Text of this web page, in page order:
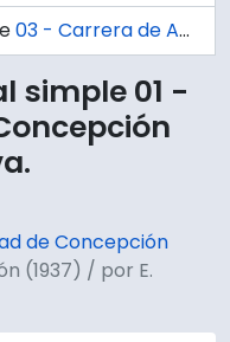
03 - Carrera de Arquitectura en la U. de Concepción.
simple 01 -
de Concepción
(1937) / por E.